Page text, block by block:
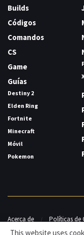
Builds
Códigos
Comandos
CS
Game
Guías
Destiny 2
Elden Ring
Fortnite
Minecraft
Móvil
Pokemon
Acerca de Políticas de
Contacto
This website uses